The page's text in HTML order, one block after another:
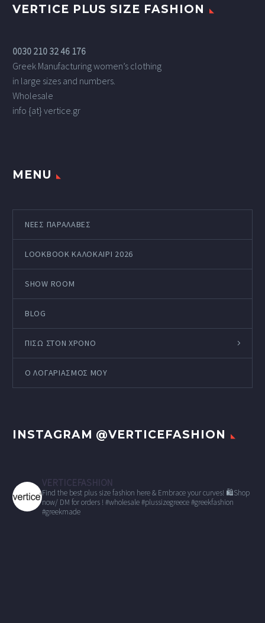
VERTICE PLUS SIZE FASHION
0030 210 32 46 176
Greek Manufacturing women’s clothing
in large sizes and numbers.
Wholesale
info {at} vertice.gr
MENU
ΝΕΕΣ ΠΑΡΑΛΑΒΕΣ
LOOKBOOK ΚΑΛΟΚΑΊΡΙ 2026
SHOW ROOM
BLOG
ΠΙΣΩ ΣΤΟΝ ΧΡΟΝΟ
Ο ΛΟΓΑΡΙΑΣΜΌΣ ΜΟΥ
INSTAGRAM @VERTICEFASHION
VERTICEFASHION
Find the best plus size fashion here & Embrace your curves! 🛍Shop
now/ DM for orders ! #wholesale#plussizegreece #greekfashion
#greekmade